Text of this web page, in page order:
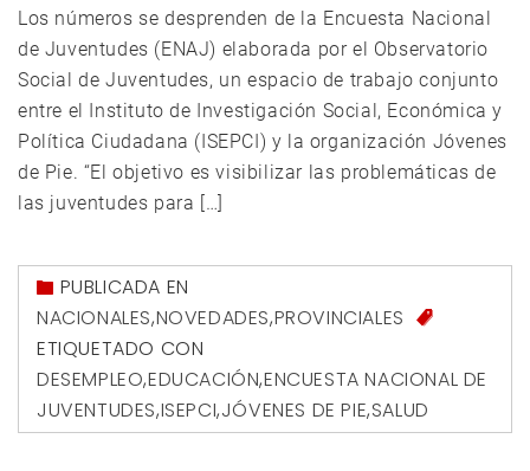
Los números se desprenden de la Encuesta Nacional
de Juventudes (ENAJ) elaborada por el Observatorio
Social de Juventudes, un espacio de trabajo conjunto
entre el Instituto de Investigación Social, Económica y
Política Ciudadana (ISEPCI) y la organización Jóvenes
de Pie. “El objetivo es visibilizar las problemáticas de
las juventudes para […]
PUBLICADA EN
NACIONALES,NOVEDADES,PROVINCIALES
ETIQUETADO CON
DESEMPLEO,EDUCACIÓN,ENCUESTA NACIONAL DE
JUVENTUDES,ISEPCI,JÓVENES DE PIE,SALUD